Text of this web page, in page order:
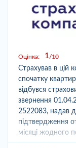
Оцінка: 1 10
Страхував в цій
спочатку
відбувся
звернення
2522083, надав
підтвердження
місяці жодного
отримував,...